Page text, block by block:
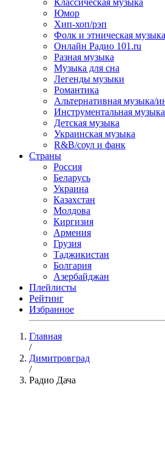
Классическая музыка
Юмор
Хип-хоп/рэп
Фолк и этническая музыка
Онлайн Радио 101.ru
Разная музыка
Музыка для сна
Легенды музыки
Романтика
Альтернативная музыка/
Инструментальная музыка
Детская музыка
Украинская музыка
R&B/cоул и фанк
Страны
Россия
Беларусь
Украина
Казахстан
Молдова
Киргизия
Армения
Грузия
Таджикистан
Болгария
Азербайджан
Плейлисты
Рейтинг
Избранное
Главная
/
Димитровград
/
Радио Дача